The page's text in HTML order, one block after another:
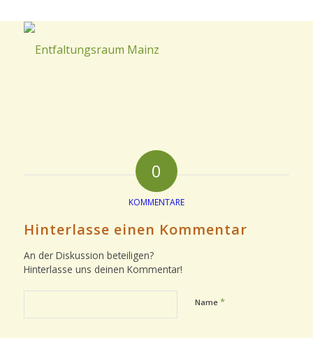
0
KOMMENTARE
Hinterlasse einen Kommentar
An der Diskussion beteiligen?
Hinterlasse uns deinen Kommentar!
Name *